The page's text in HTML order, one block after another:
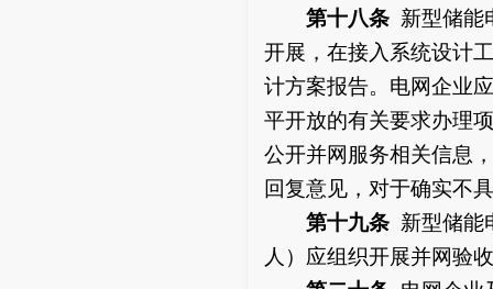
第十八条 新型储能
开展，在接入系统设计
计方案报告。电网企业
平开放的有关要求办理
公开并网服务相关信息
回复意见，对于确实不
第十九条 新型储能
人）应组织开展并网验